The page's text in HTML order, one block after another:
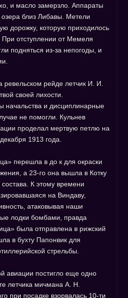
и масло замерзло. Аппараты
близ Либавы. Метели
дорожку, которую приходилось
отступлении от Мемеля
подняться из-за непогоды, и
ревельском рейде летчик И. И.
своей лихости.
начальства и дисциплинарные
не помогли. Кульнев
проделал мертвую петлю на
1913 года.
перешла в до к для окраски
а 23-го она вышла в Котку
К этому времени
на Виндаву,
атаковывая наши
лодки бомбами, правда
была отправлена в рижский
в бухту Папонвик для
стрельбы.
авиации постигло еще одно
летчика мичмана А. Н.
при посадке взорвалась 10-ти